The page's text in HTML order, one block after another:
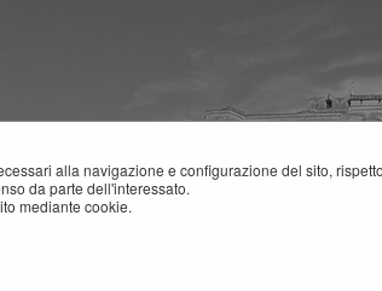
alla navigazione e configurazione del sito,
da parte dell'interessato.
mediante cookie.